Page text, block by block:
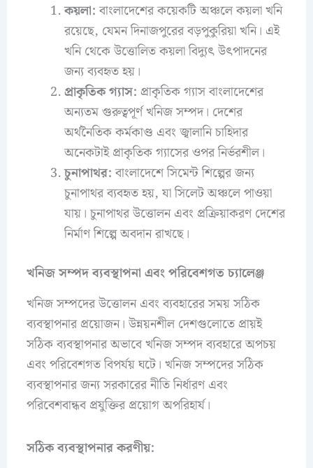
কয়লা: বাংলাদেশের কয়েকটি অঞ্চলে কয়লা খনি
রয়েছে, যেমন দিনাজপুরের বড়পুকুরিয়া খনি। এই
খনি থেকে উত্তোলিত কয়লা বিদ্যুৎ উৎপাদনের
জন্য ব্যবহৃত হয়।
প্রাকৃতিক গ্যাস: প্রাকৃতিক গ্যাস বাংলাদেশের
অন্যতম গুরুত্বপূর্ণ খনিজ সম্পদ। দেশের
অর্থনৈতিক কর্মকাণ্ড এবং জ্বালানি চাহিদার
অনেকটাই প্রাকৃতিক গ্যাসের ওপর নির্ভরশীল।
চুনাপাথর: বাংলাদেশে সিমেন্ট শিল্পের জন্য
চুনাপাথর ব্যবহৃত হয়, যা সিলেট অঞ্চলে পাওয়া
যায়। চুনাপাথর উত্তোলন এবং প্রক্রিয়াকরণ দেশের
নির্মাণ শিল্পে অবদান রাখছে।
খনিজ সম্পদ ব্যবস্থাপনা এবং পরিবেশগত চ্যালেঞ্জ
খনিজ সম্পদের উত্তোলন এবং ব্যবহারের সময় সঠিক
ব্যবস্থাপনার প্রয়োজন। উন্নয়নশীল দেশগুলোতে প্রায়ই
সঠিক ব্যবস্থাপনার অভাবে খনিজ সম্পদ ব্যবহারে অপচয়
এবং পরিবেশগত বিপর্যয় ঘটে। খনিজ সম্পদের সঠিক
ব্যবস্থাপনার জন্য সরকারের নীতি নির্ধারণ এবং
পরিবেশবান্ধব প্রযুক্তির প্রয়োগ অপরিহার্য।
সঠিক ব্যবস্থাপনার করণীয়: